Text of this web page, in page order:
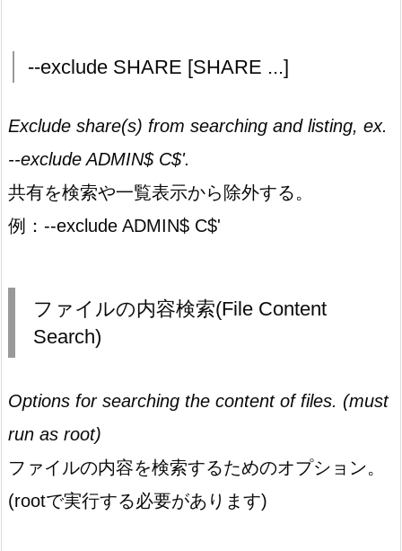
--exclude SHARE [SHARE ...]
Exclude share(s) from searching and listing, ex.
--exclude ADMIN$ C$'.
共有を検索や一覧表示から除外する。
例：--exclude ADMIN$ C$'
ファイルの内容検索(File Content
Search)
Options for searching the content of files. (must
run as root)
ファイルの内容を検索するためのオプション。
(rootで実行する必要があります)